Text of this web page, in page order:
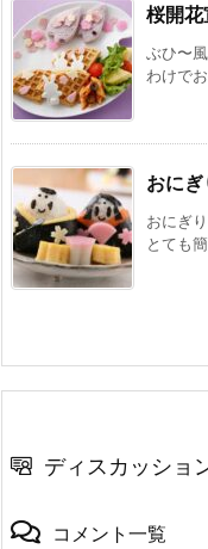
桜開
ぶひ〜
わけで
おに
おにぎ
とても
ディスカッショ
コメント一覧